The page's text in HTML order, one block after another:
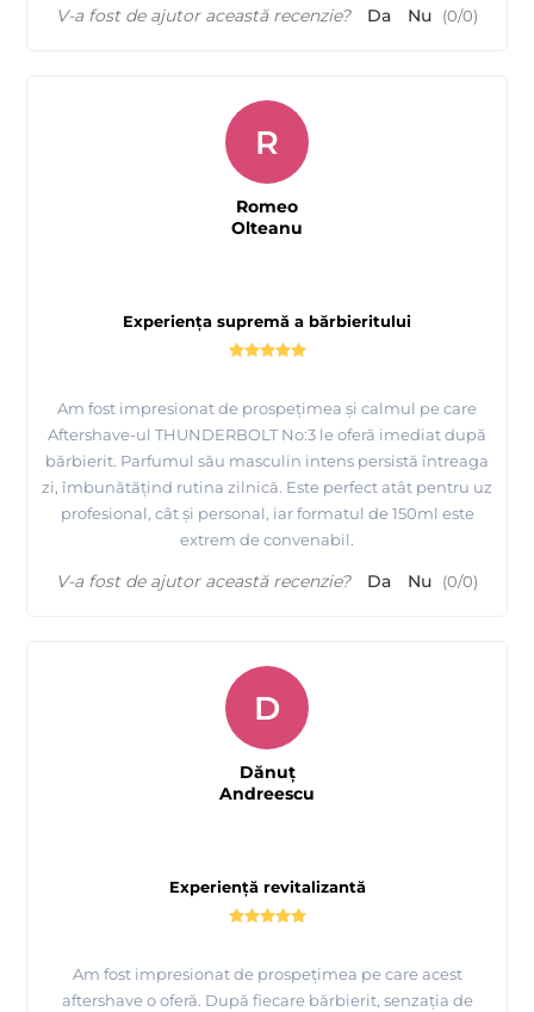
V-a fost de ajutor această recenzie? Da Nu (0/0)
Experiența supremă a bărbieritului
Am fost impresionat de prospețimea și calmul pe care
Aftershave-ul THUNDERBOLT No:3 le oferă imediat după
bărbierit. Parfumul său masculin intens persistă întreaga
zi, îmbunătățind rutina zilnică. Este perfect atât pentru uz
profesional, cât și personal, iar formatul de 150ml este
extrem de convenabil.
R
Romeo
Olteanu
V-a fost de ajutor această recenzie? Da Nu (0/0)
Experiență revitalizantă
Am fost impresionat de prospețimea pe care acest
aftershave o oferă. După fiecare bărbierit, senzația de
D
Dănuț
Andreescu